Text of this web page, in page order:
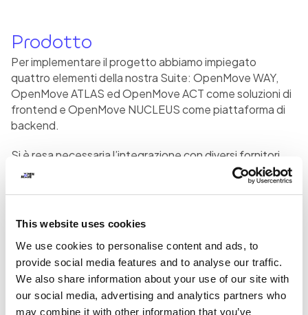
This website uses cookies
We use cookies to personalise content and ads, to
provide social media features and to analyse our traffic.
We also share information about your use of our site with
our social media, advertising and analytics partners who
may combine it with other information that you’ve
Prodotto
Per implementare il progetto abbiamo impiegato
quattro elementi della nostra Suite: OpenMove WAY,
OpenMove ATLAS ed OpenMove ACT come soluzioni di
frontend e OpenMove NUCLEUS come piattaforma di
backend.
Si è resa necessaria l’integrazione con diversi fornitori
tecnici quali:
Trentino Digitaleper la comunicazione dei biglietti e
venduti e validati, per la decodifica del codice letto in
fase di validazione QR Code o NFC;
Università di Trento
per l’attivazione degli
abbonamenti di libera circolazione degli studenti
universitari e per il recupero delle foto da visualizzare